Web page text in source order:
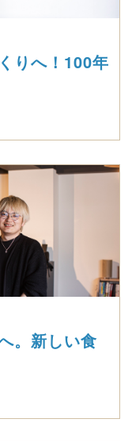
りへ！100年
。新しい食